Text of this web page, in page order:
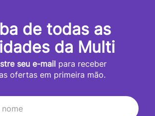
de todas as
da Multi
seu e-mail para receber
ofertas em primeira mão.